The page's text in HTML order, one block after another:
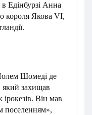
в Едінбурзі Анна
короля Якова VI,
Шомеді де
захищав
Він мав
поселенням»,